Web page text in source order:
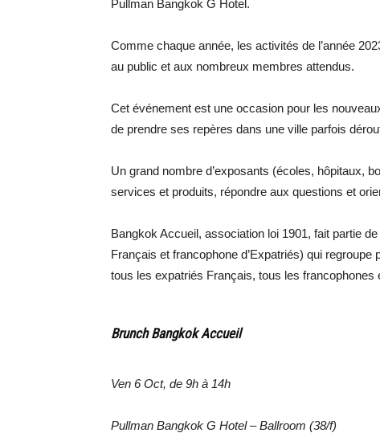
Pullman Bangkok G Hotel.
Comme chaque année, les activités de l’année
au public et aux nombreux membres attendus.
Cet événement est une occasion pour les
de prendre ses repères dans une ville parfois
Un grand nombre d’exposants (écoles, hôpitaux,
services et produits, répondre aux questions et
Bangkok Accueil, association loi 1901, fait partie
Français et francophone d’Expatriés) qui
tous les expatriés Français, tous les francophones
Brunch Bangkok Accueil
Ven 6 Oct, de 9h à 14h
Pullman Bangkok G Hotel – Ballroom (38/f)